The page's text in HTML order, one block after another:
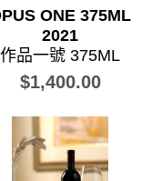
ONE 375ML
2021
作品一號 375ML
$1,400.00